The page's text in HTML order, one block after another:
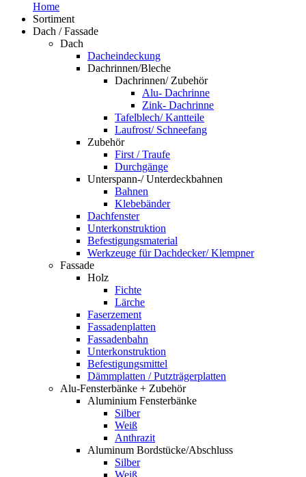
Home
Sortiment
Dach / Fassade
Dach
Dacheindeckung
Dachrinnen/Bleche
Dachrinnen/ Zubehör
Alu- Dachrinne
Zink- Dachrinne
Tafelblech/ Kantteile
Laufrost/ Schneefang
Zubehör
First / Traufe
Durchgänge
Unterspann-/ Unterdeckbahnen
Bahnen
Klebebänder
Dachfenster
Unterkonstruktion
Befestigungsmaterial
Werkzeuge für Dachdecker/ Klempner
Fassade
Holz
Fichte
Lärche
Faserzement
Fassadenplatten
Fassadenbahn
Unterkonstruktion
Befestigungsmittel
Dämmplatten / Putzträgerplatten
Alu-Fensterbänke + Zubehör
Aluminium Fensterbänke
Silber
Weiß
Anthrazit
Aluminum Bordstücke/Abschluss
Silber